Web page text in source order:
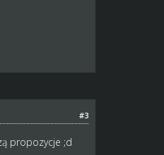
#3
propozycje ;d